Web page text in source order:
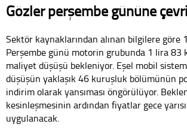
Gözler perşembe gününe
Sektör kaynaklarından alınan bilgilere göre
Perşembe günü motorin grubunda 1 lira 83
maliyet düşüşü bekleniyor. Eşel mobil
düşüşün yaklaşık 46 kuruşluk bölümünün
indirim olarak yansıması öngörülüyor.
kesinleşmesinin ardından fiyatlar gece
uygulanacak.